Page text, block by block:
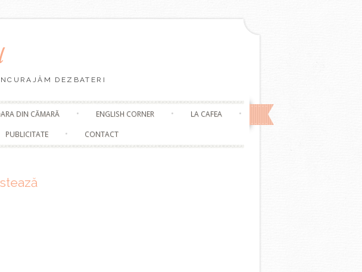
DEZBATERI
DIN CĂMARĂ ENGLISH CORNER
LA CAFEA
PUBLICITATE CONTACT